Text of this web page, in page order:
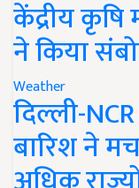
केंद्रीय कृषि
ने किया
Weather
दिल्ली-
बारिश ने